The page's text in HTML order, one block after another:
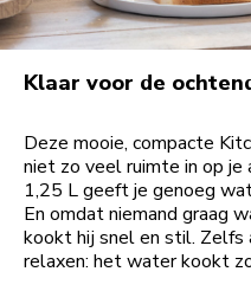
Klaar voor de
Deze mooie, compacte
niet zo veel ruimte in op je
1,25 L geeft je genoeg
En omdat niemand graag
kookt hij snel en stil. Zelfs
relaxen: het water kookt